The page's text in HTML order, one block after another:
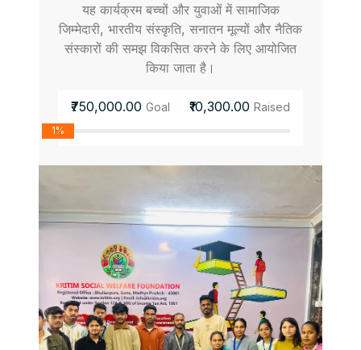
यह कार्यक्रम बच्चों और युवाओं में सामाजिक
जिम्मेदारी, भारतीय संस्कृति, सनातन मूल्यों और नैतिक
संस्कारों की समझ विकसित करने के लिए आयोजित
किया जाता है।
₹750,000.00 Goal ₹10,300.00 Raised
1%